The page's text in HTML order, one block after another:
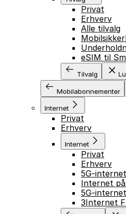
Privat
Erhverv
Alle tilvalg
eSIM til
Tilvalg
Mobilabonnementer
Internet
Privat
Erhverv
Internet
Privat
Erhverv
5G-
Internet
5G-
3Internet